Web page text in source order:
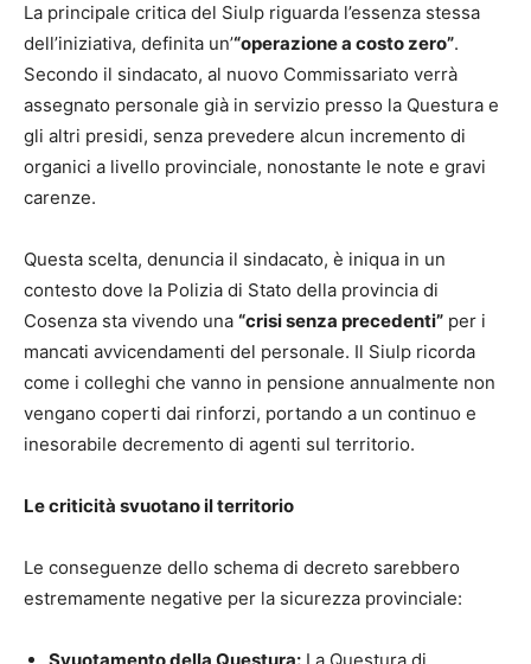
La principale critica del Siulp riguarda l’essenza stessa
dell’iniziativa, definita un’“operazione a costo zero”.
Secondo il sindacato, al nuovo Commissariato verrà
assegnato personale già in servizio presso la Questura e
gli altri presidi, senza prevedere alcun incremento di
organici a livello provinciale, nonostante le note e gravi
carenze.
Questa scelta, denuncia il sindacato, è iniqua in un
contesto dove la Polizia di Stato della provincia di
Cosenza sta vivendo una “crisi senza precedenti” per i
mancati avvicendamenti del personale. Il Siulp ricorda
come i colleghi che vanno in pensione annualmente non
vengano coperti dai rinforzi, portando a un continuo e
inesorabile decremento di agenti sul territorio.
Le criticità svuotano il territorio
Le conseguenze dello schema di decreto sarebbero
estremamente negative per la sicurezza provinciale: